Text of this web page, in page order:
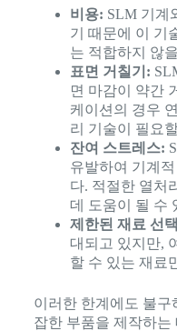
비용: SLM 기계
기 때문에 이 기
는 적합하지 않
표면 거칠기:
면 마감이 약간
케이션의 경우
리 기술이 필요
잔여 스트레스:
유발하여 기계
다. 적절한 열처
데 도움이 될 수
제한된 재료 선
대되고 있지만,
할 수 있는 재료
이러한 한계에도 불
잡한 부품을 제작하는